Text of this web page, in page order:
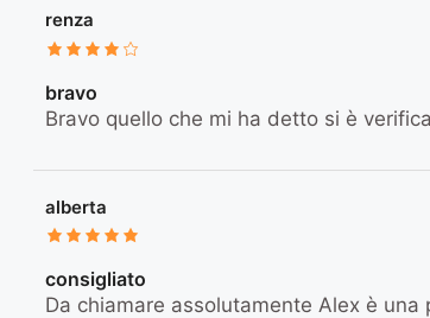
renza
bravo
Bravo quello che mi ha detto si è
alberta
consigliato
Da chiamare assolutamente Alex è